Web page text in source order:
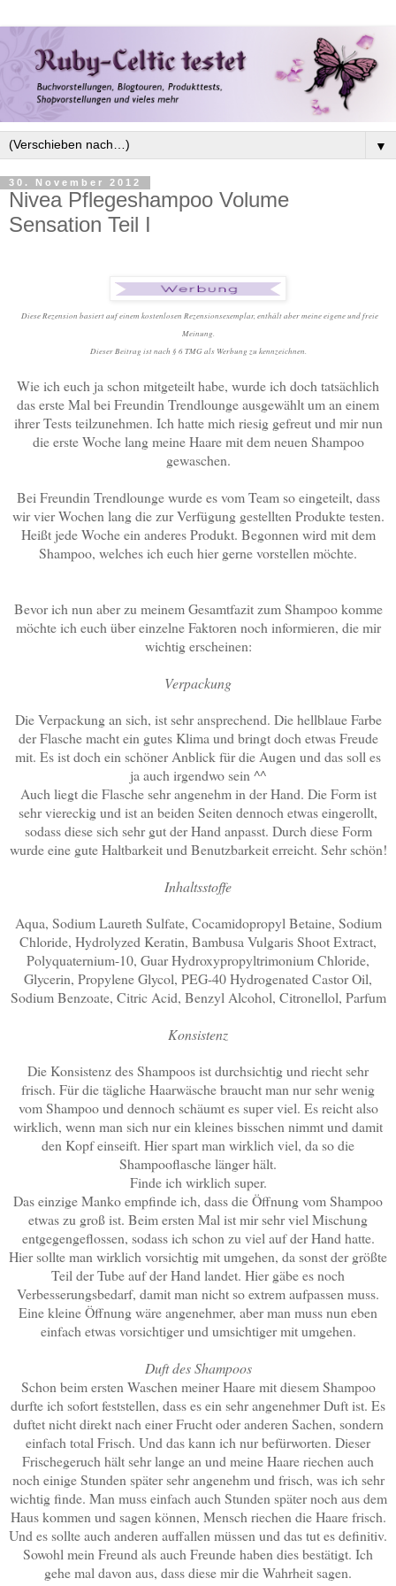
▼
30. November 2012
Nivea Pflegeshampoo Volume
Sensation Teil I
Diese Rezension basiert auf einem kostenlosen Rezensionsexemplar, enthält aber meine eigene und freie
Meinung.
Dieser Beitrag ist nach § 6 TMG als Werbung zu kennzeichnen.
Wie ich euch ja schon mitgeteilt habe, wurde ich doch tatsächlich
das erste Mal bei Freundin Trendlounge ausgewählt um an einem
ihrer Tests teilzunehmen. Ich hatte mich riesig gefreut und mir nun
die erste Woche lang meine Haare mit dem neuen Shampoo
gewaschen.
Bei Freundin Trendlounge wurde es vom Team so eingeteilt, dass
wir vier Wochen lang die zur Verfügung gestellten Produkte testen.
Heißt jede Woche ein anderes Produkt. Begonnen wird mit dem
Shampoo, welches ich euch hier gerne vorstellen möchte.
Bevor ich nun aber zu meinem Gesamtfazit zum Shampoo komme
möchte ich euch über einzelne Faktoren noch informieren, die mir
wichtig erscheinen:
Verpackung
Die Verpackung an sich, ist sehr ansprechend. Die hellblaue Farbe
der Flasche macht ein gutes Klima und bringt doch etwas Freude
mit. Es ist doch ein schöner Anblick für die Augen und das soll es
ja auch irgendwo sein ^^
Auch liegt die Flasche sehr angenehm in der Hand. Die Form ist
sehr viereckig und ist an beiden Seiten dennoch etwas eingerollt,
sodass diese sich sehr gut der Hand anpasst. Durch diese Form
wurde eine gute Haltbarkeit und Benutzbarkeit erreicht. Sehr schön!
Inhaltsstoffe
Aqua, Sodium Laureth Sulfate, Cocamidopropyl Betaine, Sodium
Chloride, Hydrolyzed Keratin, Bambusa Vulgaris Shoot Extract,
Polyquaternium-10, Guar Hydroxypropyltrimonium Chloride,
Glycerin, Propylene Glycol, PEG-40 Hydrogenated Castor Oil,
Sodium Benzoate, Citric Acid, Benzyl Alcohol, Citronellol, Parfum
Konsistenz
Die Konsistenz des Shampoos ist durchsichtig und riecht sehr
frisch. Für die tägliche Haarwäsche braucht man nur sehr wenig
vom Shampoo und dennoch schäumt es super viel. Es reicht also
wirklich, wenn man sich nur ein kleines bisschen nimmt und damit
den Kopf einseift. Hier spart man wirklich viel, da so die
Shampooflasche länger hält.
Finde ich wirklich super.
Das einzige Manko empfinde ich, dass die Öffnung vom Shampoo
etwas zu groß ist. Beim ersten Mal ist mir sehr viel Mischung
entgegengeflossen, sodass ich schon zu viel auf der Hand hatte.
Hier sollte man wirklich vorsichtig mit umgehen, da sonst der größte
Teil der Tube auf der Hand landet. Hier gäbe es noch
Verbesserungsbedarf, damit man nicht so extrem aufpassen muss.
Eine kleine Öffnung wäre angenehmer, aber man muss nun eben
einfach etwas vorsichtiger und umsichtiger mit umgehen.
Duft des Shampoos
Schon beim ersten Waschen meiner Haare mit diesem Shampoo
durfte ich sofort feststellen, dass es ein sehr angenehmer Duft ist. Es
duftet nicht direkt nach einer Frucht oder anderen Sachen, sondern
einfach total Frisch. Und das kann ich nur befürworten. Dieser
Frischegeruch hält sehr lange an und meine Haare riechen auch
noch einige Stunden später sehr angenehm und frisch, was ich sehr
wichtig finde. Man muss einfach auch Stunden später noch aus dem
Haus kommen und sagen können, Mensch riechen die Haare frisch.
Und es sollte auch anderen auffallen müssen und das tut es definitiv.
Sowohl mein Freund als auch Freunde haben dies bestätigt. Ich
gehe mal davon aus, dass diese mir die Wahrheit sagen.